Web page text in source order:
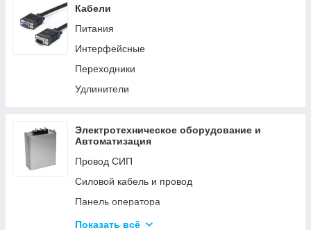
Кабели
Питания
Интерфейсные
Переходники
Удлинители
Электротехническое оборудование и
Автоматизация
Провод СИП
Силовой кабель и провод
Панель оператора
Системы молниезащиты и заземления
Показать всё